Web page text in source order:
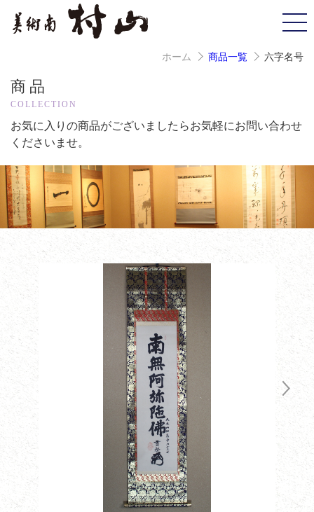
ホーム 商品一覧 六字名号
商品
COLLECTION
お気に入りの商品がございましたらお気軽にお問い合わせ
くださいませ。